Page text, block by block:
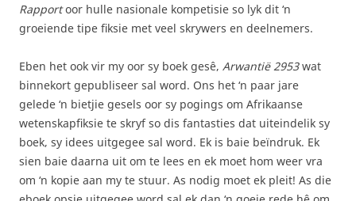
Rapportoor hulle nasionale kompetisie so lyk dit ‘n
groeiende tipe fiksie met veel skrywers en deelnemers.
Eben het ook vir my oor sy boek gesê, Arwantië 2953wat
binnekort gepubliseer sal word. Ons het ‘n paar jare
gelede ‘n bietjie gesels oor sy pogings om Afrikaanse
wetenskapfiksie te skryf so dis fantasties dat uiteindelik sy
boek, sy idees uitgegee sal word. Ek is baie beïndruk. Ek
sien baie daarna uit om te lees en ek moet hom weer vra
om ‘n kopie aan my te stuur. As nodig moet ek pleit! As die